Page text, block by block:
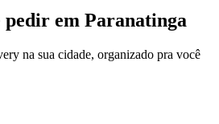
pedir em Paranatinga
na sua cidade, organizado pra você